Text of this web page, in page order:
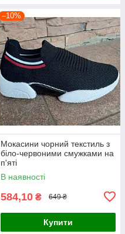
–10%
Мокасини чорний текстиль з
біло-червоними смужками на
п'яті
В наявності
584,10 ₴ 649 ₴
Купити